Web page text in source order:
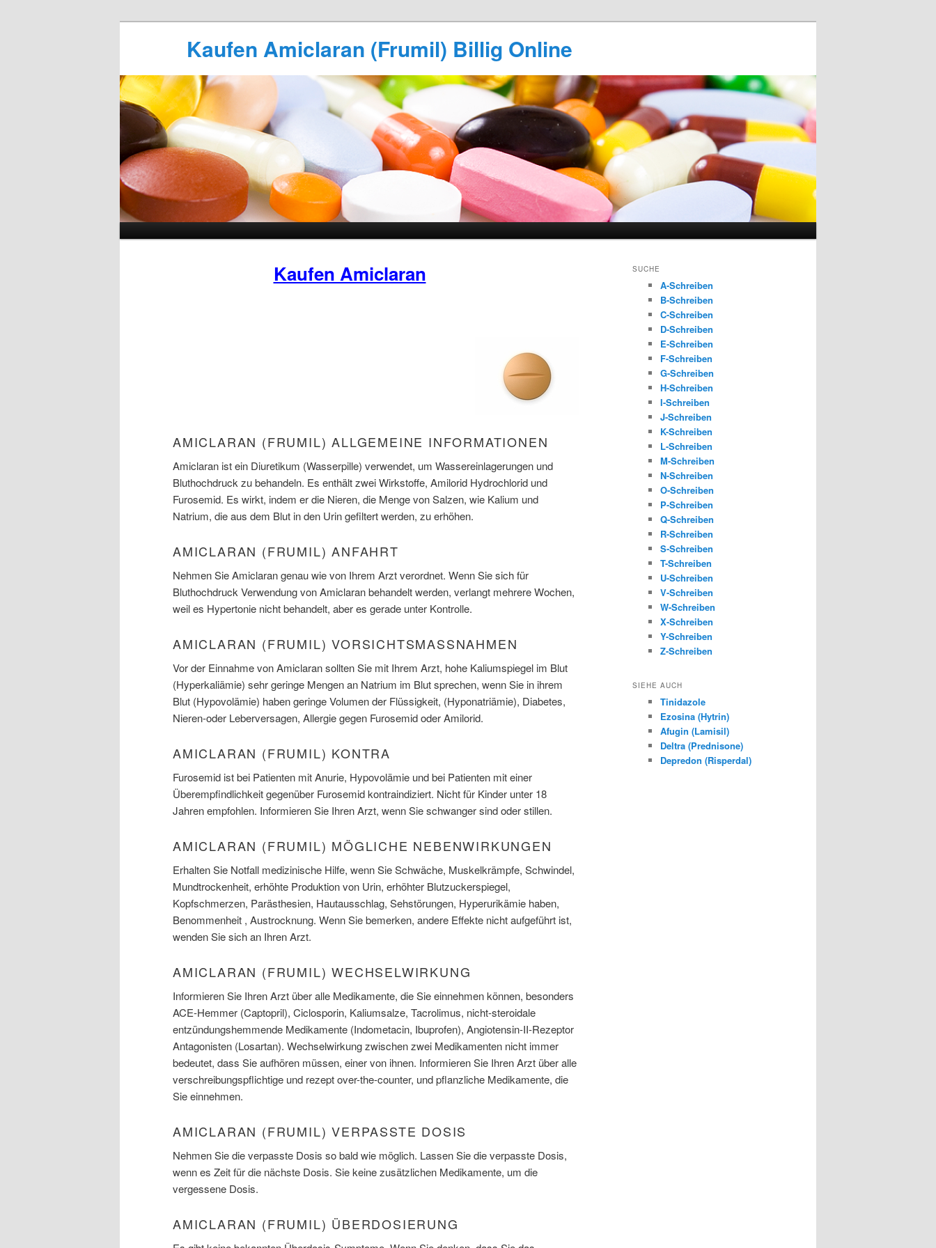
Kaufen Amiclaran (Frumil) Billig Online
Kaufen Amiclaran
AMICLARAN (FRUMIL) ALLGEMEINE INFORMATIONEN
Amiclaran ist ein Diuretikum (Wasserpille) verwendet, um Wassereinlagerungen und
Bluthochdruck zu behandeln. Es enthält zwei Wirkstoffe, Amilorid Hydrochlorid und
Furosemid. Es wirkt, indem er die Nieren, die Menge von Salzen, wie Kalium und
Natrium, die aus dem Blut in den Urin gefiltert werden, zu erhöhen.
AMICLARAN (FRUMIL) ANFAHRT
Nehmen Sie Amiclaran genau wie von Ihrem Arzt verordnet. Wenn Sie sich für
Bluthochdruck Verwendung von Amiclaran behandelt werden, verlangt mehrere Wochen,
weil es Hypertonie nicht behandelt, aber es gerade unter Kontrolle.
AMICLARAN (FRUMIL) VORSICHTSMASSNAHMEN
Vor der Einnahme von Amiclaran sollten Sie mit Ihrem Arzt, hohe Kaliumspiegel im Blut
(Hyperkaliämie) sehr geringe Mengen an Natrium im Blut sprechen, wenn Sie in ihrem
Blut (Hypovolämie) haben geringe Volumen der Flüssigkeit, (Hyponatriämie), Diabetes,
Nieren-oder Leberversagen, Allergie gegen Furosemid oder Amilorid.
AMICLARAN (FRUMIL) KONTRA
Furosemid ist bei Patienten mit Anurie, Hypovolämie und bei Patienten mit einer
Überempfindlichkeit gegenüber Furosemid kontraindiziert. Nicht für Kinder unter 18
Jahren empfohlen. Informieren Sie Ihren Arzt, wenn Sie schwanger sind oder stillen.
AMICLARAN (FRUMIL) MÖGLICHE NEBENWIRKUNGEN
Erhalten Sie Notfall medizinische Hilfe, wenn Sie Schwäche, Muskelkrämpfe, Schwindel,
Mundtrockenheit, erhöhte Produktion von Urin, erhöhter Blutzuckerspiegel,
Kopfschmerzen, Parästhesien, Hautausschlag, Sehstörungen, Hyperurikämie haben,
Benommenheit , Austrocknung. Wenn Sie bemerken, andere Effekte nicht aufgeführt ist,
wenden Sie sich an Ihren Arzt.
AMICLARAN (FRUMIL) WECHSELWIRKUNG
Informieren Sie Ihren Arzt über alle Medikamente, die Sie einnehmen können, besonders
ACE-Hemmer (Captopril), Ciclosporin, Kaliumsalze, Tacrolimus, nicht-steroidale
entzündungshemmende Medikamente (Indometacin, Ibuprofen), Angiotensin-II-Rezeptor
Antagonisten (Losartan). Wechselwirkung zwischen zwei Medikamenten nicht immer
bedeutet, dass Sie aufhören müssen, einer von ihnen. Informieren Sie Ihren Arzt über alle
verschreibungspflichtige und rezept over-the-counter, und pflanzliche Medikamente, die
Sie einnehmen.
AMICLARAN (FRUMIL) VERPASSTE DOSIS
Nehmen Sie die verpasste Dosis so bald wie möglich. Lassen Sie die verpasste Dosis,
wenn es Zeit für die nächste Dosis. Sie keine zusätzlichen Medikamente, um die
vergessene Dosis.
AMICLARAN (FRUMIL) ÜBERDOSIERUNG
SUCHE
A-Schreiben
B-Schreiben
C-Schreiben
D-Schreiben
E-Schreiben
F-Schreiben
G-Schreiben
H-Schreiben
I-Schreiben
J-Schreiben
K-Schreiben
L-Schreiben
M-Schreiben
N-Schreiben
O-Schreiben
P-Schreiben
Q-Schreiben
R-Schreiben
S-Schreiben
T-Schreiben
U-Schreiben
V-Schreiben
W-Schreiben
X-Schreiben
Y-Schreiben
Z-Schreiben
SIEHE AUCH
Tinidazole
Ezosina (Hytrin)
Afugin (Lamisil)
Deltra (Prednisone)
Depredon (Risperdal)